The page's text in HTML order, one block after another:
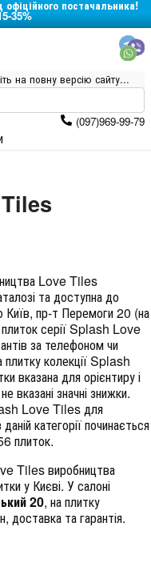
постачальника!
35%
на повну версію сайту...
(097)969-99-79
Love Tiles
та доступна до
Київ, пр-т Перемоги 20 (на
плиток серії Splash Love
за телефоном чи
колекціїSplash
вказана для орієнтиру і
вказані значні знижки.
Love Tiles для
категорії починається
плиток.
Tiles виробництва
у Києві. У салоні
20, на плитку
доставка та гарантія.